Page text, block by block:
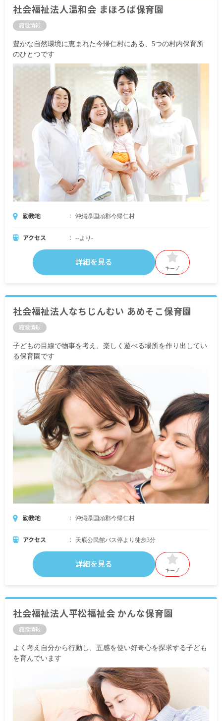
社会福祉法人温和会 まほろば保育園
施設情報
豊かな自然環境に恵まれた今帰仁村にある、5つの村内保育所
のひとつです
勤務地 沖縄県国頭郡今帰仁村
アクセス --より-
詳細を見る
キープ
社会福祉法人なちじんむい あめそこ保育園
施設情報
子どもの目線で物事を考え、楽しく遊べる場所を作り出してい
る保育園です
勤務地 沖縄県国頭郡今帰仁村
アクセス 天底公民館バス停より徒歩3分
詳細を見る
キープ
社会福祉法人平松福祉会 かんな保育園
施設情報
よく考え自分から行動し、五感を使い好奇心を探求する子ども
を育んでいます